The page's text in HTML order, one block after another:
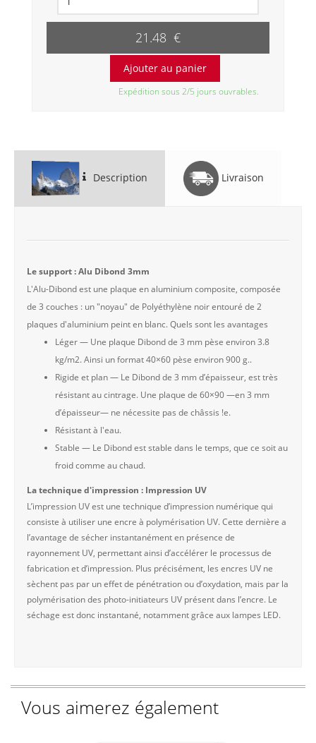
21.48 €
Expédition sous 2/5 jours ouvrables.
Description Livraison
Le support : Alu Dibond 3mm
L'Alu-Dibond est une plaque en aluminium composite, composée
de 3 couches : un "noyau" de Polyéthylène noir entouré de 2
plaques d'aluminium peint en blanc. Quels sont les avantages
Léger — Une plaque Dibond de 3 mm pèse environ 3.8
kg/m2. Ainsi un format 40×60 pèse environ 900 g..
Rigide et plan — Le Dibond de 3 mm d’épaisseur, est très
résistant au cintrage. Une plaque de 60×90 —en 3 mm
d’épaisseur— ne nécessite pas de châssis !e.
Résistant à l'eau.
Stable — Le Dibond est stable dans le temps, que ce soit au
froid comme au chaud.
La technique d'impression : Impression UV
L’impression UV est une technique d’impression numérique qui
consiste à utiliser une encre à polymérisation UV. Cette dernière a
l’avantage de sécher instantanément en présence de
rayonnement UV, permettant ainsi d’accélérer le processus de
fabrication et d’impression. Plus précisément, les encres UV ne
sèchent pas par un effet de pénétration ou d’oxydation, mais par la
polymérisation des photo-initiateurs UV présent dans l’encre. Le
séchage est donc instantané, notamment grâce aux lampes LED.
Vous aimerez également